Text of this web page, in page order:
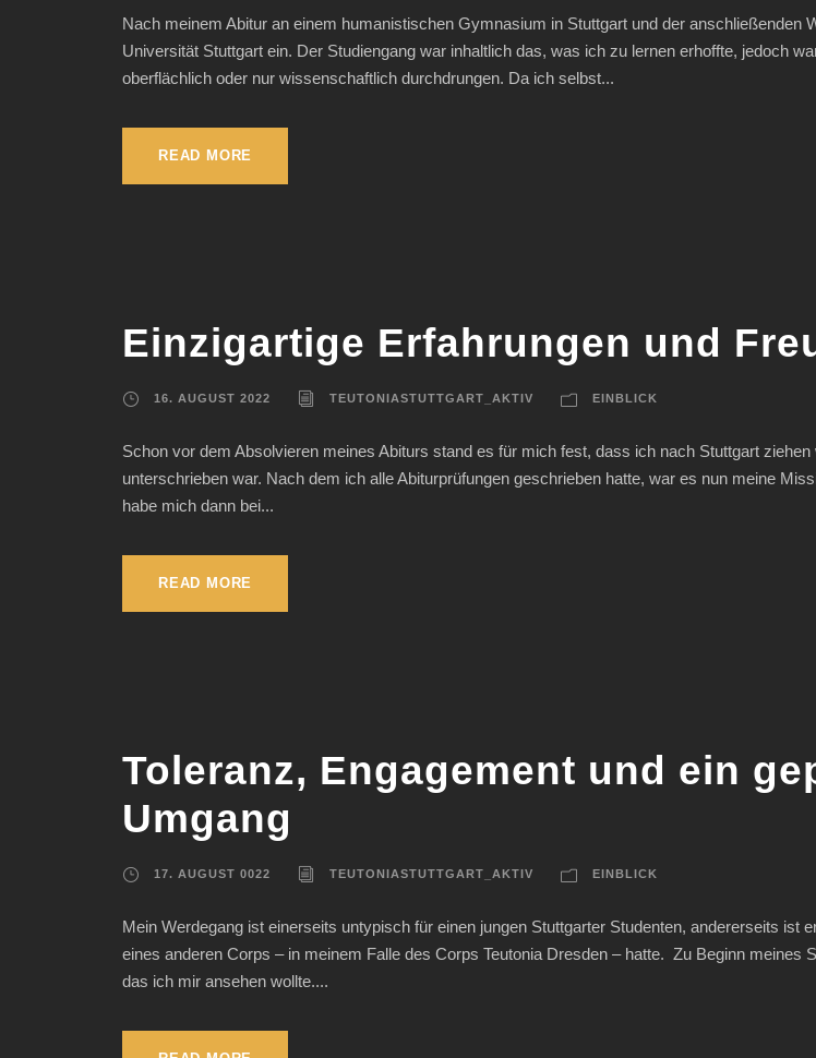
Nach meinem Abitur an einem humanistischen Gymnasium in Stuttgart und der
Universität Stuttgart ein. Der Studiengang war inhaltlich das, was ich zu lernen erhoffte, jedoch
oberflächlich oder nur wissenschaftlich durchdrungen. Da ich selbst...
READ MORE
Einzigartige Erfahrungen und
16. AUGUST 2022 TEUTONIASTUTTGART_AKTIV EINBLICK
Schon vor dem Absolvieren meines Abiturs stand es für mich fest, dass ich nach Stuttgart
unterschrieben war. Nach dem ich alle Abiturprüfungen geschrieben hatte, war es nun meine
habe mich dann bei...
READ MORE
Toleranz, Engagement und ein
Umgang
17. AUGUST 0022 TEUTONIASTUTTGART_AKTIV EINBLICK
Mein Werdegang ist einerseits untypisch für einen jungen Stuttgarter Studenten, andererseits
eines anderen Corps – in meinem Falle des Corps Teutonia Dresden – hatte. Zu Beginn
das ich mir ansehen wollte....